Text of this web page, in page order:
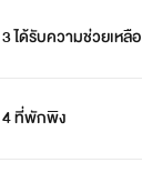
ได้รับความช่วยเหลือ
ที่พักพิง